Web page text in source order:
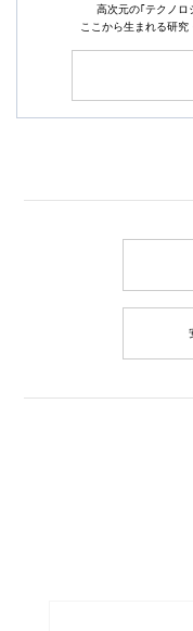
高次元の｢テクノロ
ここから生まれる研究